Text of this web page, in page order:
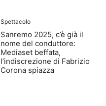
Spettacolo
Sanremo 2025, c’è già il
nome del conduttore:
Mediaset beffata,
l’indiscrezione di Fabrizio
Corona spiazza